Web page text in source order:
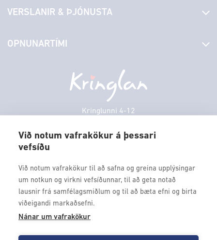
Við notum vafrakökur á þessari
vefsíðu
Við notum vafrakökur til að safna og greina upplýsingar
um notkun og virkni vefsíðunnar, til að geta notað
lausnir frá samfélagsmiðlum og til að bæta efni og birta
viðeigandi markaðsefni.
Nánar um vafrakökur
Kringlunni 4-12
kringlan@kringlan.is
Laus störf
Hafðu samband
Persónuverndarstefna
VERSLANIR & ÞJÓNUSTA
Borgarbókasafn
Borgarleikhúsið
Ævintýraland
OPNUNARTÍMI
Miðvikudagur
VERTU MEÐ
Fáðu forskot á dagskrána okkar og sértilboð með því að skrá